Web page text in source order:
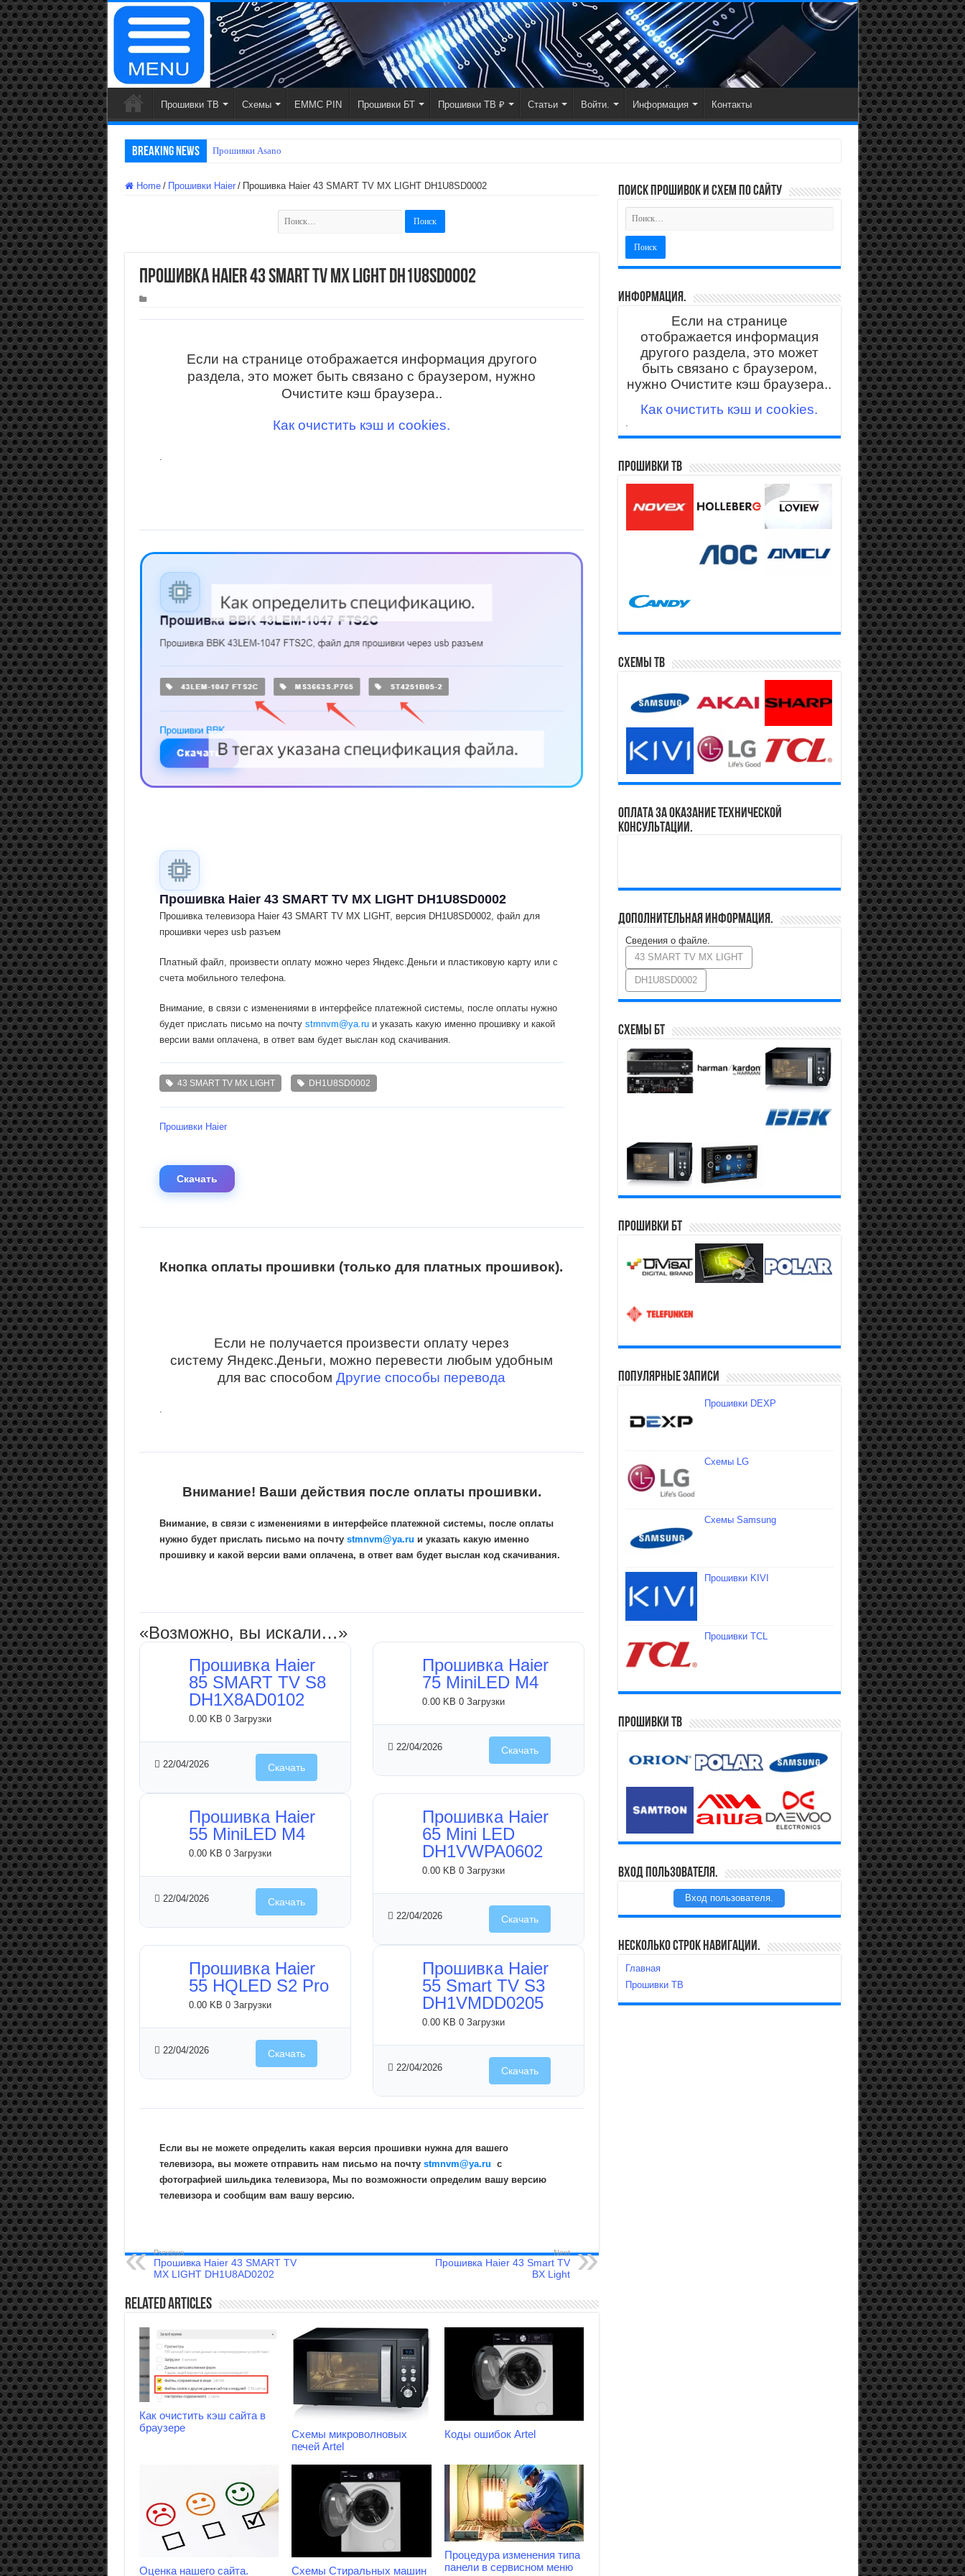
Прошивки ТВ Схемы EMMC PIN Прошивки БТ Прошивки ТВ ₽ Статьи Войти. Информация Контакты
Breaking News Прошив
Home / Прошивки Haier / Прошивка Haier 43 SMART TV MX LIGHT DH1U8SD0002
Найти:
Прошивка Haier 43 SMART TV MX LIGHT DH1U8SD0002
Если на странице отображается информация другого
раздела, это может быть связано с браузером, нужно
Очистите кэш браузера..
Как очистить кэш и cookies.
.
Прошивка Haier 43 SMART TV MX LIGHT DH1U8SD0002
Прошивка телевизора Haier 43 SMART TV MX LIGHT, версия DH1U8SD0002, файл для
прошивки через usb разъем
Платный файл, произвести оплату можно через Яндекс.Деньги и пластиковую карту или с
счета мобильного телефона.
Внимание, в связи с изменениями в интерфейсе платежной системы, после оплаты нужно
будет прислать письмо на почту stmnvm@ya.ruи указать какую именно прошивку и какой
версии вами оплачена, в ответ вам будет выслан код скачивания.
43 SMART TV MX LIGHT DH1U8SD0002
Прошивки Haier
Скачать
Кнопка оплаты прошивки (только для платных прошивок).
Если не получается произвести оплату через
систему Яндекс.Деньги, можно перевести любым удобным
для вас способом Другие способы перевода
.
Внимание! Ваши действия после оплаты прошивки.
Внимание, в связи с изменениями в интерфейсе платежной системы, после оплаты
нужно будет прислать письмо на почту stmnvm@ya.ru и указать какую именно
прошивку и какой версии вами оплачена, в ответ вам будет выслан код скачивания.
«Возможно, вы искали…»
Прошивка Haier
85 SMART TV S8
DH1X8AD0102
0.00 KB 0 Загрузки
22/04/2026 Скачать
Прошивка Haier
75 MiniLED M4
0.00 KB 0 Загрузки
22/04/2026 Скачать
Прошивка Haier
55 MiniLED M4
0.00 KB 0 Загрузки
22/04/2026 Скачать
Прошивка Haier
65 Mini LED
DH1VWPA0602
0.00 KB 0 Загрузки
22/04/2026 Скачать
Прошивка Haier
55 HQLED S2 Pro
0.00 KB 0 Загрузки
22/04/2026 Скачать
Прошивка Haier
55 Smart TV S3
DH1VMDD0205
0.00 KB 0 Загрузки
22/04/2026 Скачать
Если вы не можете определить какая версия прошивки нужна для вашего
телевизора, вы можете отправить нам письмо на почту stmnvm@ya.ru c
фотографией шильдика телевизора, Мы по возможности определим вашу версию
телевизора и сообщим вам вашу версию.
Previous
Прошивка Haier 43 SMART TV
MX LIGHT DH1U8AD0202
Next
Прошивка Haier 43 Smart TV
BX Light
Related Articles
Как очистить кэш сайта в
браузере
Схемы микроволновых
печей Artel
Коды ошибок Artel
Оценка нашего сайта. Схемы Стиральных машин
Процедура изменения типа
панели в сервисном меню
поиск прошивок и схем по сайту
Информация.
Если на странице
отображается информация
другого раздела, это может
быть связано с браузером,
нужно Очистите кэш браузера..
Как очистить кэш и cookies.
.
Прошивки ТВ
Схемы ТВ
Оплата за оказание технической
консультации.
Дополнительная информация.
Сведения о файле.
43 SMART TV MX LIGHT
DH1U8SD0002
Схемы БТ
Прошивки БТ
Популярные записи
Прошивки DEXP
Схемы LG
Схемы Samsung
Прошивки KIVI
Прошивки TCL
Прошивки ТВ
Вход пользователя.
Вход пользователя.
Несколько строк навигации.
Главная
Прошивки ТВ